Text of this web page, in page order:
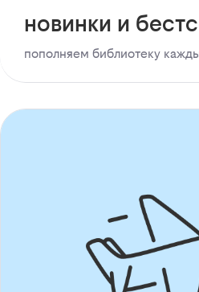
новинки и
пополняем библиотеку